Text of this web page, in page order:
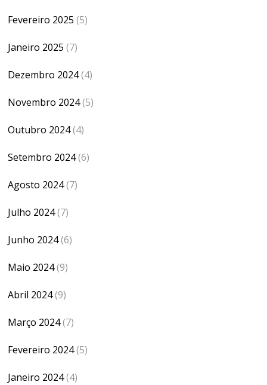
Fevereiro 2025 (5)
Janeiro 2025 (7)
Dezembro 2024(4)
Novembro 2024(5)
Outubro 2024(4)
Setembro 2024(6)
Agosto 2024(7)
Julho 2024(7)
Junho 2024(6)
Maio 2024(9)
Abril 2024(9)
Março 2024(7)
Fevereiro 2024(5)
Janeiro 2024(4)